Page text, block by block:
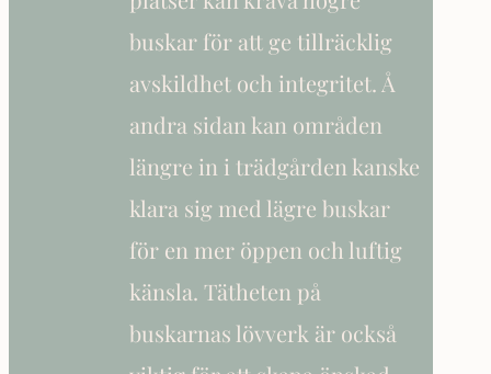
buskar för att ge tillräcklig
avskildhet och integritet. Å
andra sidan kan områden
längre in i trädgården kanske
klara sig med lägre buskar
för en mer öppen och luftig
känsla. Tätheten på
buskarnas lövverk är också